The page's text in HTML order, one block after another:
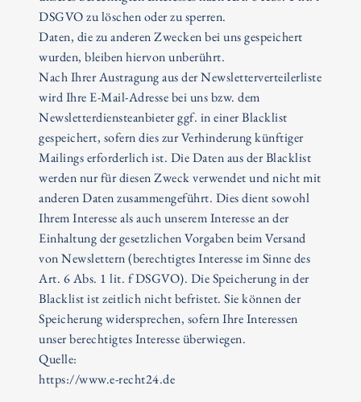
DSGVO zu löschen oder zu sperren.
Daten, die zu anderen Zwecken bei uns gespeichert
wurden, bleiben hiervon unberührt.
Nach Ihrer Austragung aus der Newsletterverteilerliste
wird Ihre E-Mail-Adresse bei uns bzw. dem
Newsletterdiensteanbieter ggf. in einer Blacklist
gespeichert, sofern dies zur Verhinderung künftiger
Mailings erforderlich ist. Die Daten aus der Blacklist
werden nur für diesen Zweck verwendet und nicht mit
anderen Daten zusammengeführt. Dies dient sowohl
Ihrem Interesse als auch unserem Interesse an der
Einhaltung der gesetzlichen Vorgaben beim Versand
von Newslettern (berechtigtes Interesse im Sinne des
Art. 6 Abs. 1 lit. f DSGVO). Die Speicherung in der
Blacklist ist zeitlich nicht befristet. Sie können der
Speicherung widersprechen, sofern Ihre Interessen
unser berechtigtes Interesse überwiegen.
Quelle:
https://www.e-recht24.de